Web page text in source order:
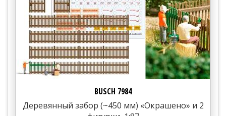
BUSCH 7984
Деревянный забор (~450 мм) «Окрашено» и 2